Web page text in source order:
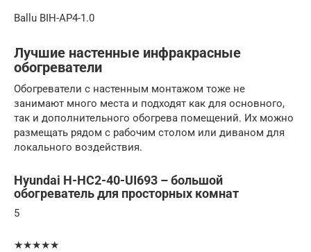
Ballu BIH-AP4-1.0
Лучшие настенные инфракрасные
обогреватели
Обогреватели с настенным монтажом тоже не
занимают много места и подходят как для основного,
так и дополнительного обогрева помещений. Их можно
размещать рядом с рабочим столом или диваном для
локального воздействия.
Hyundai H-HC2-40-UI693 – большой
обогреватель для просторных комнат
5
★★★★★